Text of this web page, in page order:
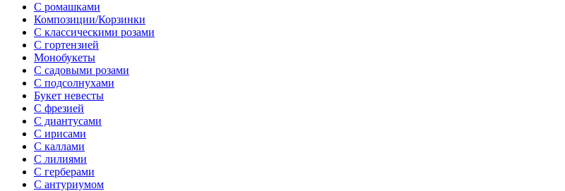
С ромашками
Композиции/Корзинки
С классическими розами
С гортензией
Монобукеты
С садовыми розами
С подсолнухами
Букет невесты
С фрезией
С диантусами
С ирисами
С каллами
C лилиями
С герберами
С антуриумом